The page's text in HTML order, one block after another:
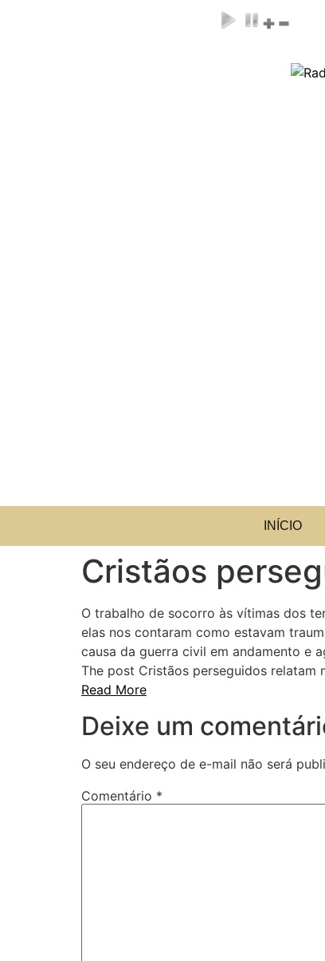
INÍCIO
Cristãos
O trabalho de socorro às vítimas dos
elas nos contaram como estavam
causa da guerra civil em andamento e
The post Cristãos perseguidos relatam
Read More
Deixe um
O seu endereço de e-mail não será
Comentário *